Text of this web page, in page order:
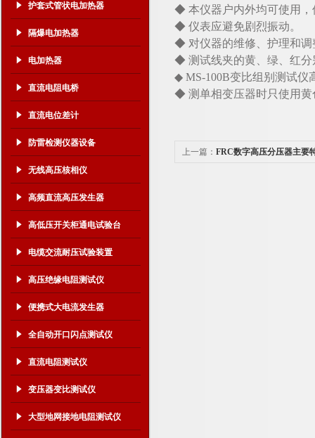
护套式管状电加热器
隔爆电加热器
电加热器
直流电阻电桥
直流电位差计
防雷检测仪器设备
无线高压核相仪
高频直流高压发生器
高低压开关柜通电试验台
电缆交流耐压试验装置
高压绝缘电阻测试仪
便携式大电流发生器
全自动开口闪点测试仪
直流电阻测试仪
变压器变比测试仪
大型地网接地电阻测试仪
◆ 本仪器户内外均可使用，
◆ 仪表应避免剧烈振动。
◆ 对仪器的维修、护理和调
◆ 测试线夹的黄、绿、红分
◆ MS-100B变比组别测试仪
◆ 测单相变压器时只使用黄
上一篇： FRC数字高压分压器主要